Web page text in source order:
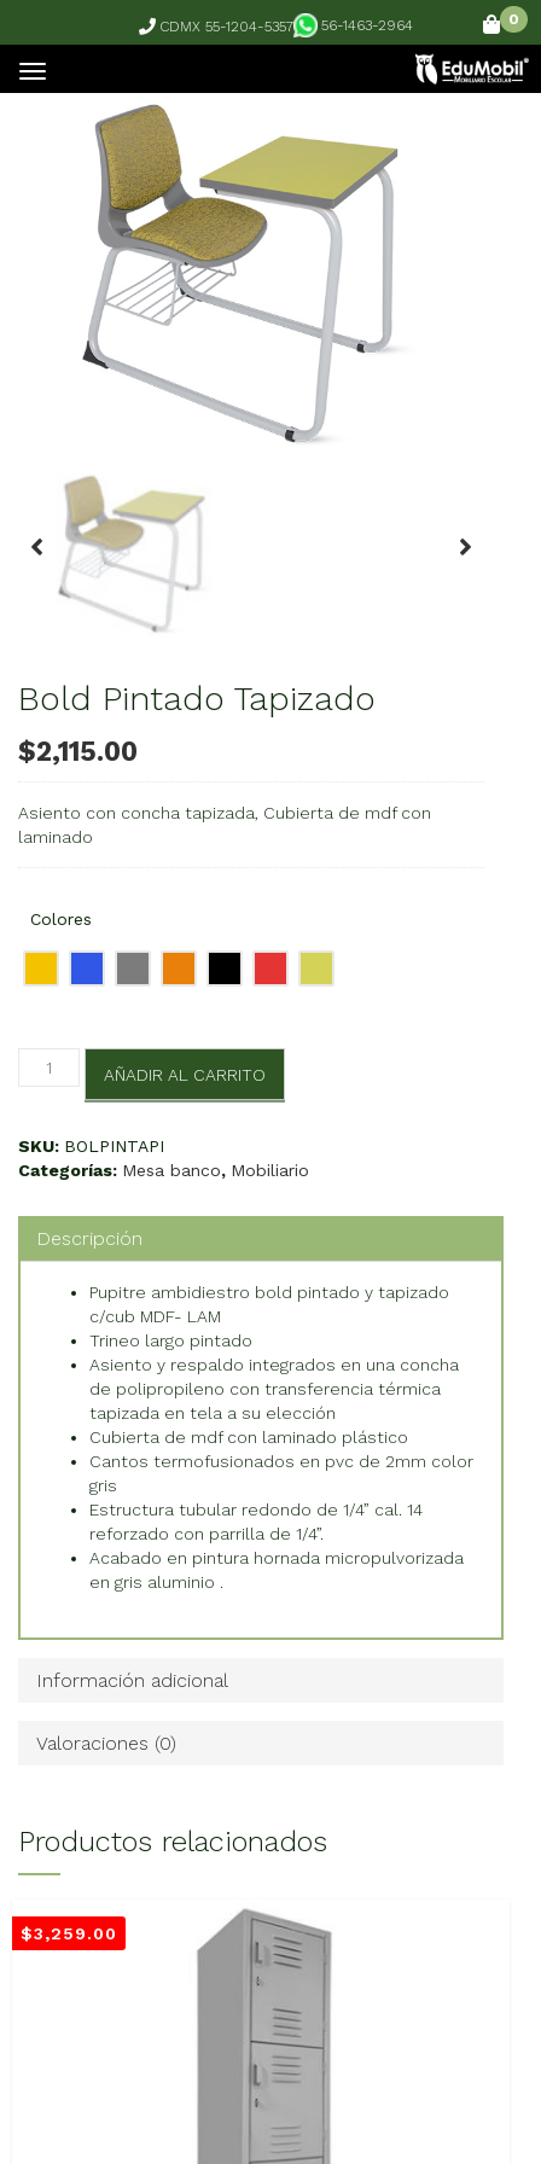
CDMX 55-1204-5357 56-1463-2964 0
Bold Pintado Tapizado
$2,115.00
Asiento con concha tapizada, Cubierta de mdf con
laminado
Colores
Bold
Tapizado
AÑADIR AL CARRITO
SKU: BOLPINTAPI
Categorías: Mesa banco, Mobiliario
Descripción
Pupitre ambidiestro bold pintado y tapizado
c/cub MDF- LAM
Trineo largo pintado
Asiento y respaldo integrados en una concha
de polipropileno con transferencia térmica
tapizada en tela a su elección
Cubierta de mdf con laminado plástico
Cantos termofusionados en pvc de 2mm color
gris
Estructura tubular redondo de 1/4” cal. 14
reforzado con parrilla de 1/4”.
Acabado en pintura hornada micropulvorizada
en gris aluminio .
Información adicional
Valoraciones (0)
Productos relacionados
$3,259.00